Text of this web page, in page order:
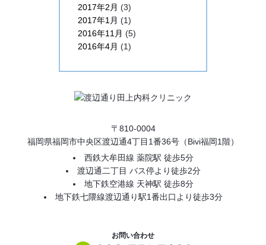
2017年2月 (3)
2017年1月 (1)
2016年11月 (5)
2016年4月 (1)
〒810-0004
福岡県福岡市中央区渡辺通4丁目1番36号（Bivi福岡1階）
西鉄大牟田線 薬院駅 徒歩5分
渡辺通二丁目 バス停より徒歩2分
地下鉄空港線 天神駅 徒歩8分
地下鉄七隈線渡辺通り駅1番出口より徒歩3分
お問い合わせ